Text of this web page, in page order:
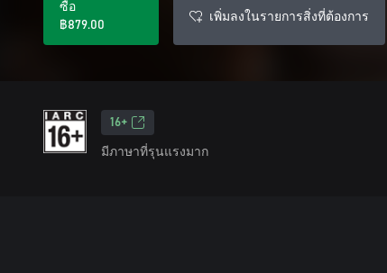
ซื้อ
฿879.00
เพิ่มลงในรายการสิ่งที่ต้องการ
16+
มีภาษาที่รุนแรงมาก